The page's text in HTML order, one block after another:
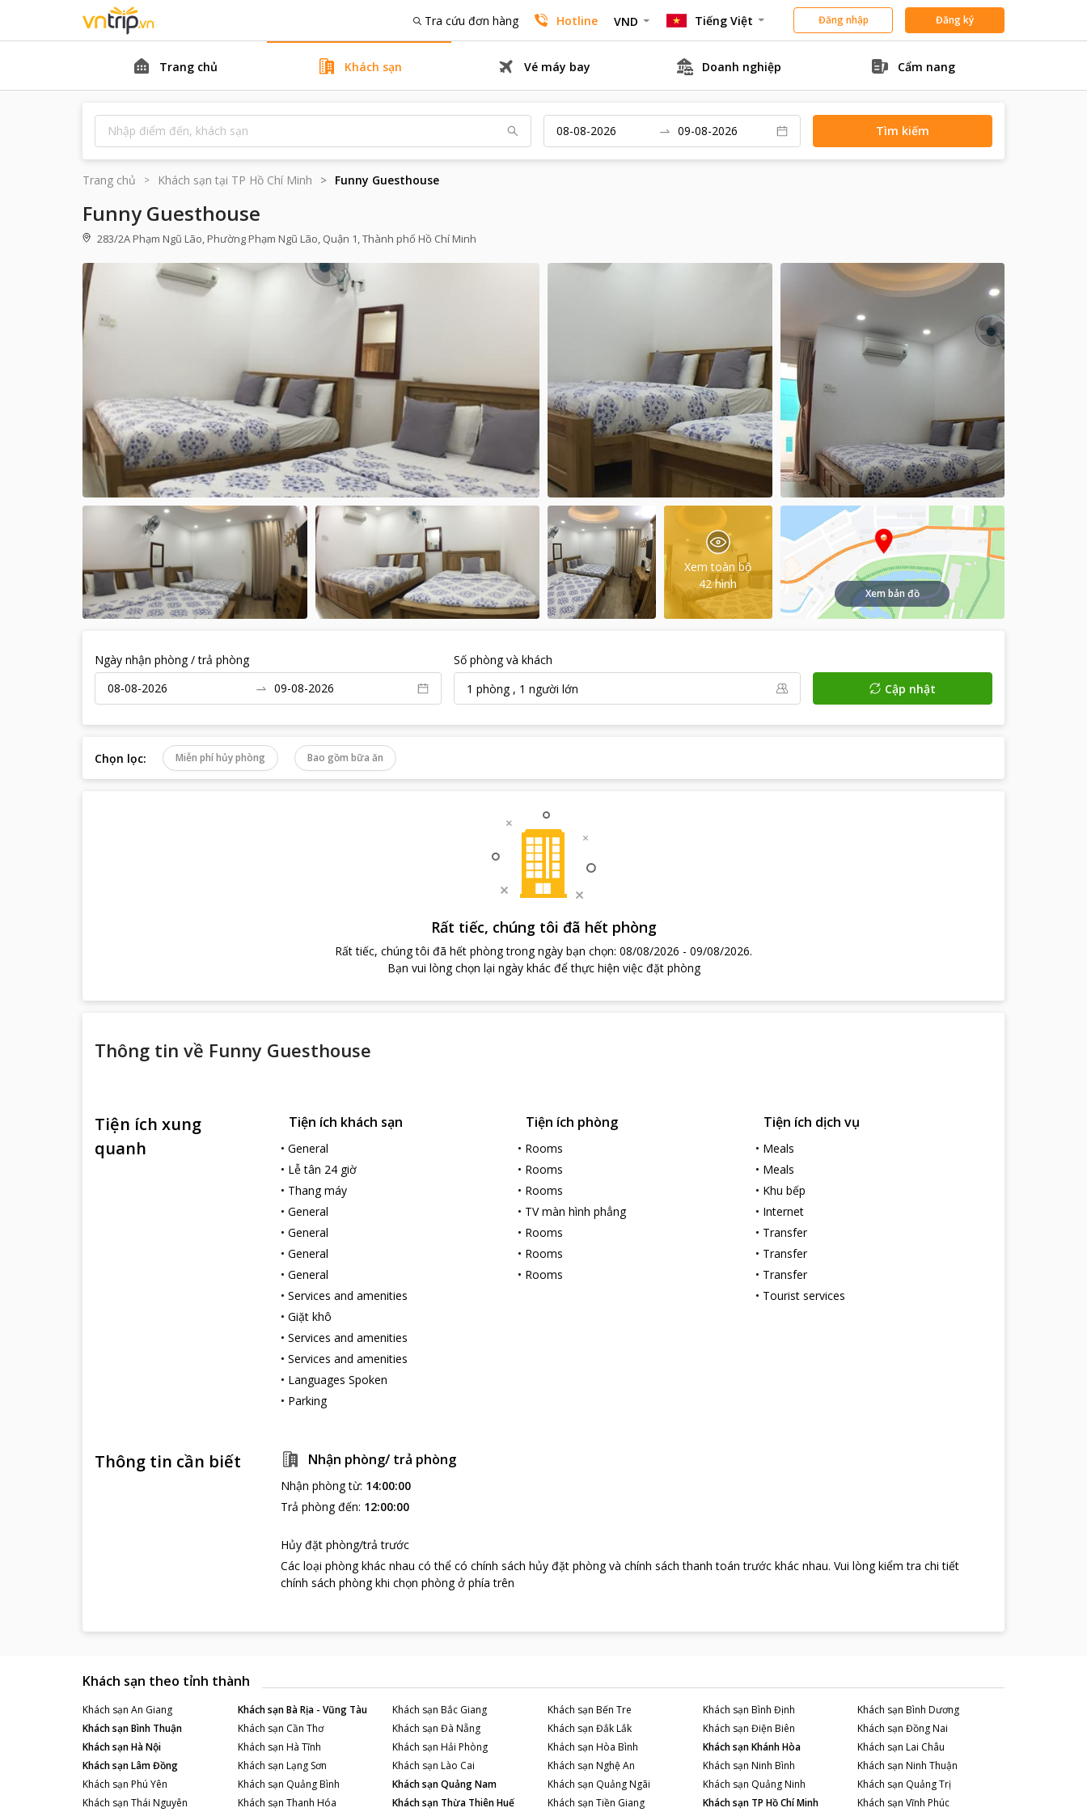
Tra cứu đơn hàng Hotline VND Tiếng Việt Đăng nhập Đăng ký
Trang chủ Khách sạn Vé máy bay Doanh nghiệp Cẩm nang
Tìm kiếm
Trang chủ Khách sạn tại TP Hồ Chí Minh Funny Guesthouse
Funny Guesthouse
283/2A Phạm Ngũ Lão, Phường Phạm Ngũ Lão, Quận 1, Thành phố Hồ Chí Minh
Xem toàn bộ
42 hình
Xem bản đồ
Ngày nhận phòng / trả phòng
Số phòng và khách
1 phòng, 1 người lớn Cập nhật
Chọn lọc: Miễn phí hủy phòng Bao gồm bữa ăn
Rất tiếc, chúng tôi đã hết phòng
Rất tiếc, chúng tôi đã hết phòng trong ngày bạn chọn: 08/08/2026 - 09/08/2026.
Bạn vui lòng chọn lại ngày khác để thực hiện việc đặt phòng
Thông tin về Funny Guesthouse
Tiện ích xung
quanh
Tiện ích khách sạn
• General
• Lễ tân 24 giờ
• Thang máy
• General
• General
• General
• General
• Services and amenities
• Giặt khô
• Services and amenities
• Services and amenities
• Languages Spoken
• Parking
Tiện ích phòng
• Rooms
• Rooms
• Rooms
• TV màn hình phẳng
• Rooms
• Rooms
• Rooms
Tiện ích dịch vụ
• Meals
• Meals
• Khu bếp
• Internet
• Transfer
• Transfer
• Transfer
• Tourist services
Thông tin cần biết Nhận phòng/ trả phòng
Nhận phòng từ: 14:00:00
Trả phòng đến: 12:00:00
Hủy đặt phòng/trả trước
Các loại phòng khác nhau có thể có chính sách hủy đặt phòng và chính sách thanh toán trước khác nhau. Vui lòng kiểm tra chi tiết
chính sách phòng khi chọn phòng ở phía trên
Khách sạn theo tỉnh thành
Khách sạn An Giang Khách sạnBà Rịa - Vũng Tàu Khách sạn Bắc Giang Khách sạn Bến Tre Khách sạn Bình Định Khách sạn Bình Dương
Khách sạnBình Thuận Khách sạn Cần Thơ Khách sạn Đà Nẵng Khách sạn Đắk Lắk Khách sạn Điện Biên Khách sạn Đồng Nai
Khách sạnHà Nội Khách sạn Hà Tĩnh Khách sạn Hải Phòng Khách sạn Hòa Bình Khách sạnKhánh Hòa Khách sạn Lai Châu
Khách sạnLâm Đồng Khách sạn Lạng Sơn Khách sạn Lào Cai Khách sạn Nghệ An Khách sạn Ninh Bình Khách sạn Ninh Thuận
Khách sạn Phú Yên Khách sạn Quảng Bình Khách sạnQuảng Nam Khách sạn Quảng Ngãi Khách sạn Quảng Ninh Khách sạn Quảng Trị
Khách sạn Thái Nguyên Khách sạn Thanh Hóa Khách sạn Thừa Thiên Huế Khách sạn Tiền Giang Khách sạn TP Hồ Chí Minh Khách sạn Vĩnh Phúc